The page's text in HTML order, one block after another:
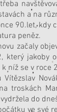
a na
90.let,
peněz.
začaly
který jakoby
níž se v
troskách
do
ve své